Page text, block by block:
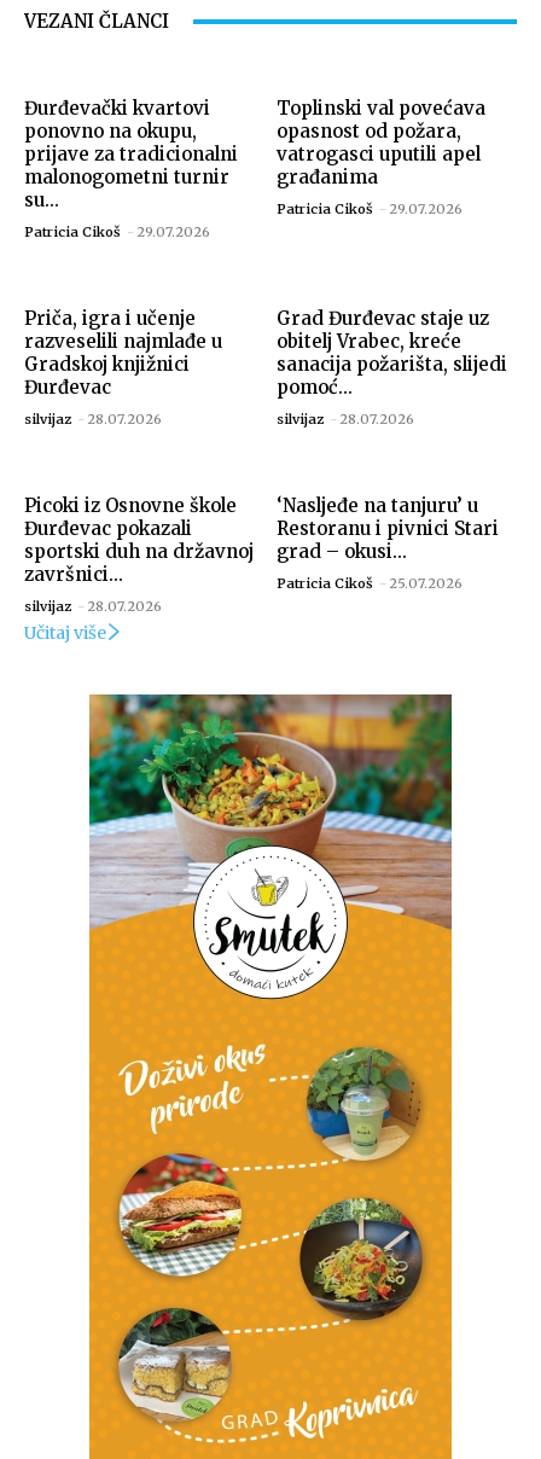
VEZANI ČLANCI
Đurđevački kvartovi
ponovno na okupu,
prijave za tradicionalni
malonogometni turnir
su...
Patricia Cikoš - 29.07.2026
Toplinski val povećava
opasnost od požara,
vatrogasci uputili apel
građanima
Patricia Cikoš - 29.07.2026
Priča, igra i učenje
razveselili najmlađe u
Gradskoj knjižnici
Đurđevac
silvijaz - 28.07.2026
Grad Đurđevac staje uz
obitelj Vrabec, kreće
sanacija požarišta, slijedi
pomoć...
silvijaz - 28.07.2026
Picoki iz Osnovne škole
Đurđevac pokazali
sportski duh na državnoj
završnici...
silvijaz - 28.07.2026
‘Nasljeđe na tanjuru’ u
Restoranu i pivnici Stari
grad – okusi...
Patricia Cikoš - 25.07.2026
Učitaj više